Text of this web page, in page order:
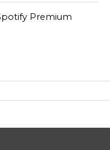
Premium